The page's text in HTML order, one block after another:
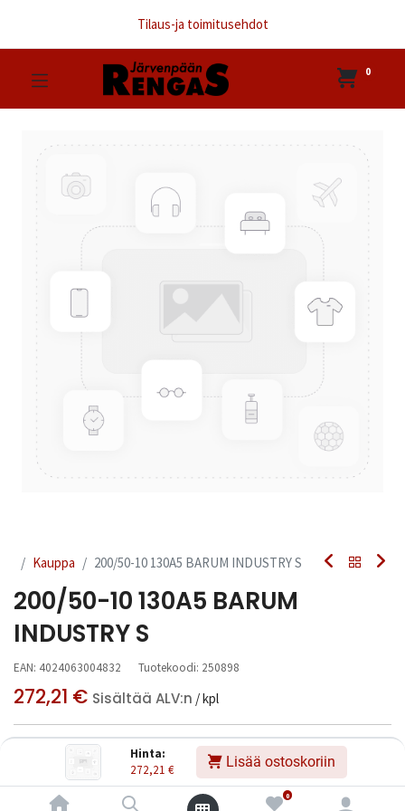
Hinta:
272,21 € Lisää ostoskoriin
0
Tilaus-ja toimitusehdot
0
Kauppa 200/50-10 130A5 BARUM INDUSTRY S
200/50-10 130A5 BARUM
INDUSTRY S
EAN: 4024063004832 Tuotekoodi: 250898
272,21 € Sisältää ALV:n / kpl
Toimittajilla (ulkomaa):
Saatavilla
Toimitusaika:
3 arkipäivää